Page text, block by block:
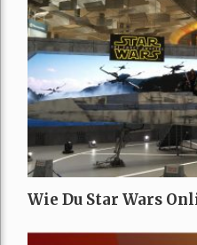
Wie Du Star Wars